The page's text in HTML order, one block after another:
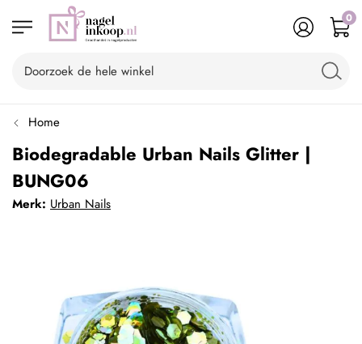
0
Home
Biodegradable Urban Nails Glitter |
BUNG06
Merk: Urban Nails